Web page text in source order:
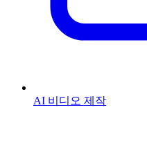
AI 비디오 제작